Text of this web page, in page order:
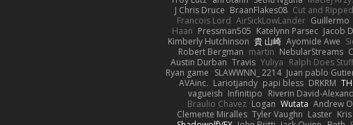
J Chris Druce BraanFlakes08 Cut and Ripped
Francois Lord AirSickLowLander Guillermo
Haan Pressman505 Katelynn Parsec Jacob
Kimberly Hutchinson 貴 山崎 Ayomide Awe
Robert Bergman martin NebularStreams
Austin Durban Travis Yuliya Ralph Does Stuff
Ryan game SLAWWNN_ 2214 Juan pablo
AVAinc. Lariotjandy papi bless DRKRM
vagueish Infinitipo Riverin David-
Braulio Chavez Logan Wutata Andrew
Clemente Miralles Tyler Vaughn Laster Kris